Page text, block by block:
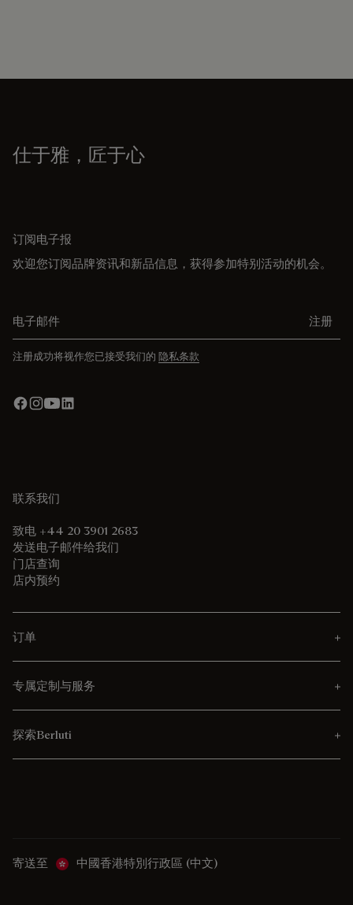
仕于雅，匠于心
订阅电子报
欢迎您订阅品牌资讯和新品信息，获得参加特别活动的机会。
注册
注册成功将视作您已接受我们的 隐私条款
联系我们
致电 +44 20 3901 2683
发送电子邮件给我们
门店查询
店内预约
订单
专属定制与服务
探索Berluti
寄送至 中國香港特別行政區 (中文)